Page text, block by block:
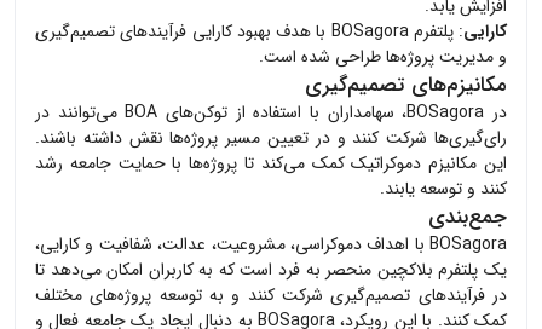
افزایش یابد.
کارایی
: پلتفرم BOSagora با هدف بهبود کارایی فرآیندهای تصمیم‌گیری
و مدیریت پروژه‌ها طراحی شده است.
مکانیزم‌های تصمیم‌گیری
در BOSagora، سهامداران با استفاده از توکن‌های BOA می‌توانند در
رای‌گیری‌ها شرکت کنند و در تعیین مسیر پروژه‌ها نقش داشته باشند.
این مکانیزم دموکراتیک کمک می‌کند تا پروژه‌ها با حمایت جامعه رشد
کنند و توسعه یابند.
جمع‌بندی
BOSagora با اهداف دموکراسی، مشروعیت، عدالت، شفافیت و کارایی،
یک پلتفرم بلاکچین منحصر به فرد است که به کاربران امکان می‌دهد تا
در فرآیندهای تصمیم‌گیری شرکت کنند و به توسعه پروژه‌های مختلف
کمک کنند. با این رویکرد، BOSagora به دنبال ایجاد یک جامعه فعال و